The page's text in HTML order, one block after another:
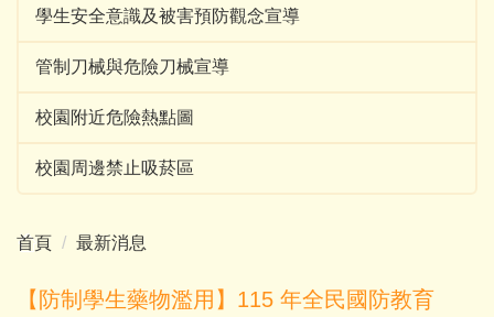
學生安全意識及被害預防觀念宣導
管制刀械與危險刀械宣導
校園附近危險熱點圖
校園周邊禁止吸菸區
首頁 最新消息
【防制學生藥物濫用】115 年全民國防教育